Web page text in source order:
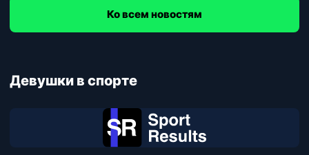
Ко всем новостям
Девушки в спорте